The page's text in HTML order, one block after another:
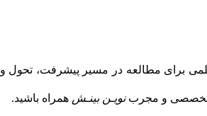
برای مطالعه در مسیر پیشرفت، تحول
تخصصی و مجربنویـن بینـش همراه باشید.